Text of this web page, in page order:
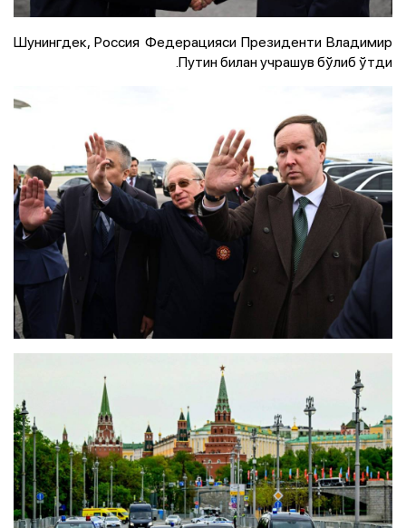
Шунингдек, Россия Федерацияси Президенти Владимир
Путин билан учрашув бўлиб ўтди.